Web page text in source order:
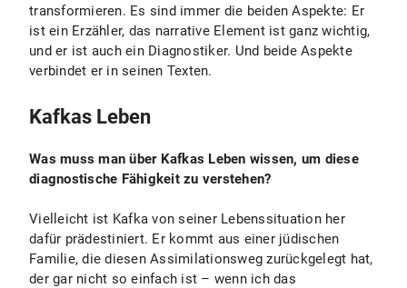
transformieren. Es sind immer die beiden Aspekte: Er
ist ein Erzähler, das narrative Element ist ganz wichtig,
und er ist auch ein Diagnostiker. Und beide Aspekte
verbindet er in seinen Texten.
Kafkas Leben
Was muss man über Kafkas Leben wissen, um diese
diagnostische Fähigkeit zu verstehen?
Vielleicht ist Kafka von seiner Lebenssituation her
dafür prädestiniert. Er kommt aus einer jüdischen
Familie, die diesen Assimilationsweg zurückgelegt hat,
der gar nicht so einfach ist – wenn ich das